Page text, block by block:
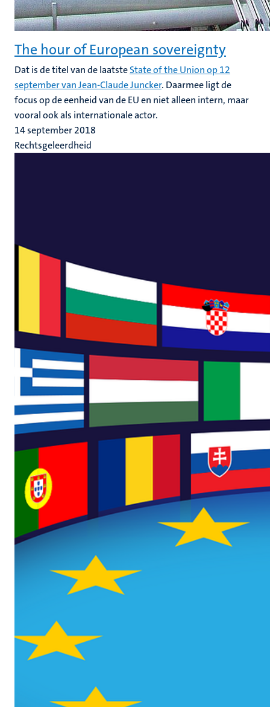
The hour of European sovereignty
Dat is de titel van de laatsteState of the Union op 12
september van Jean-Claude Juncker. Daarmee ligt de
focus op de eenheid van de EU en niet alleen intern, maar
vooral ook als internationale actor.
14 september 2018
Rechtsgeleerdheid